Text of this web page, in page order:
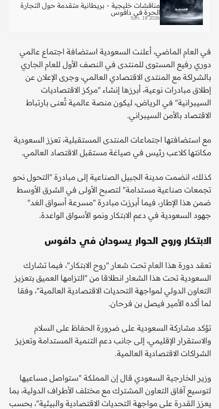
مناقشات خليجية - بريطانية متقدمة حول التجارة
الحرة في دافوس
Sun, 18 2026
في العام الماضي، أعلنت السعودية استضافة اجتماع عالمي
دوري رفيع المستوى للمنتدى في النصف الأول للعام الجاري
بالشراكة مع المنتدى الاقتصادي العالمي، وجرى الإعلان عن
إطلاق مبادرات نوعية، أبرزها إنشاء "مركز الاقتصاديات
السيبرانية" في الرياض، ليكون منصة عالمية تُعنى بارتباط
الاقتصاد بالأمن السيبراني.
مع استضافتها اجتماعات المنتدى المستقبلية، تعزز السعودية
مكانتها كلاعب رئيس في صياغة مستقبل الاقتصاد العالمي.
كذلك، انضمت مدينة الجبيل الصناعية إلى مبادرة "التحول نحو
تجمعات صناعية مستدامة" لتصبح الأولى في الشرق الأوسط
ضمن هذا الإطار، فيما أبرزت مبادرة "مسرعة أسواق الغد"
جهود السعودية في دعم الابتكار ونمو الأسواق الواعدة.
الابتكار وروح الحوار يسودان في دافوس
تعقد دورة هذا العام تحت شعار "روح الابتكار"، فيما تشارك
السعودية تحت هذا الشعار انطلاقا من "التزامها العميق بتعزيز
التعاون الدولي لمواجهة التحديات الاقتصادية العالمية"، وفقا
لما أكده الأمير فيصل بن فرحان.
تؤكد مشاركة السعودية على ضرورة الحفاظ على السلام
والاستقرار الإقليمي، إلى جانب دعم التنمية المستدامة وتعزيز
الشراكات الاقتصادية العالمية.
وزير الخارجية السعودي قال إن المملكة "ستواصل مساعيها
لتوسيع آفاق التعاون المشترك مع مختلف الأطراف الدولية، بما
يعزز القدرة على مواجهة التحديات الاقتصادية والبيئية"، بحسب